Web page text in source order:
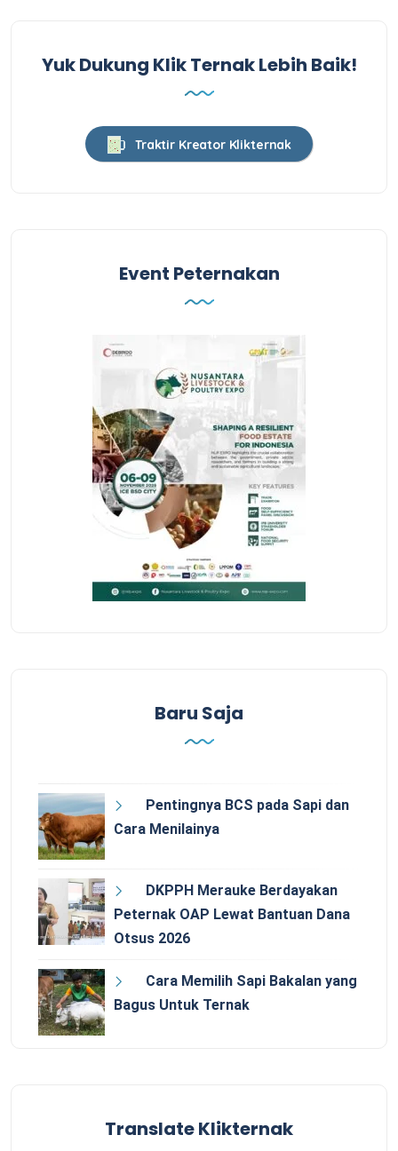
Yuk Dukung Klik Ternak Lebih Baik!
Traktir Kreator Klikternak
Event Peternakan
Baru Saja
Pentingnya BCS pada Sapi dan
Cara Menilainya
DKPPH Merauke Berdayakan
Peternak OAP Lewat Bantuan Dana
Otsus 2026
Cara Memilih Sapi Bakalan yang
Bagus Untuk Ternak
Translate Klikternak